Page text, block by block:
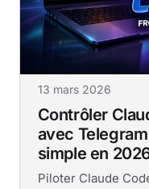
13 mars 2026
Contrôler
avec
simple en
Piloter Claude